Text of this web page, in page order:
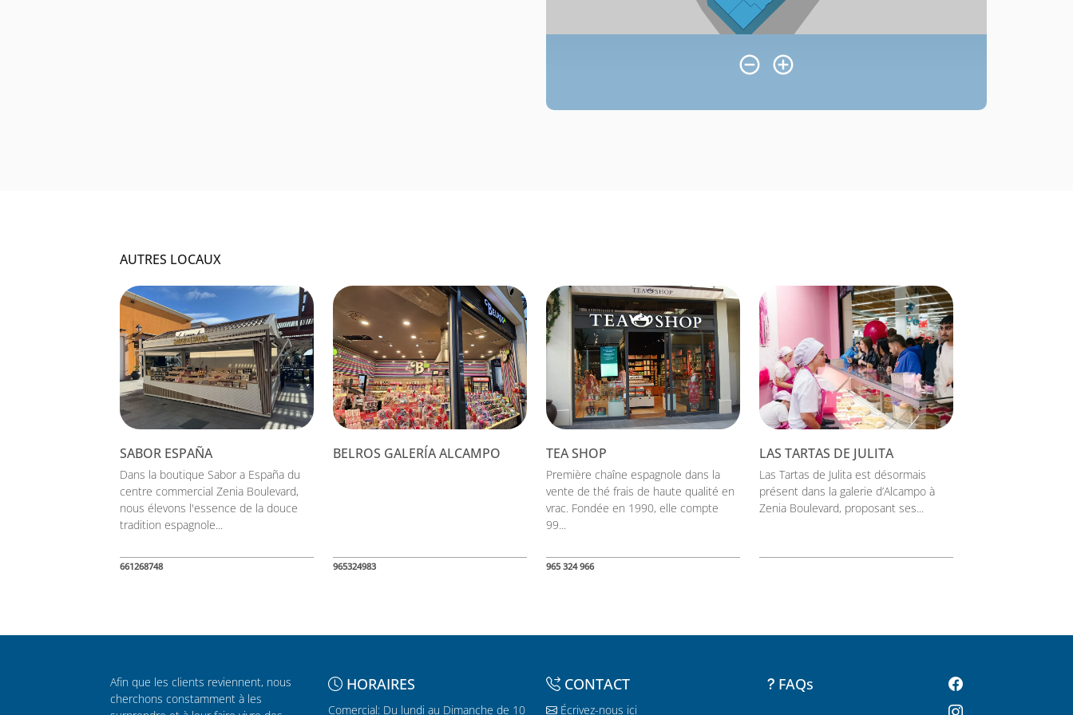
AUTRES LOCAUX
SABOR ESPAÑA
Dans la boutique Sabor a España du
centre commercial Zenia Boulevard,
nous élevons l'essence de la douce
tradition espagnole...
661268748
BELROS GALERÍA ALCAMPO
965324983
TEA SHOP
Première chaîne espagnole dans la
vente de thé frais de haute qualité en
vrac. Fondée en 1990, elle compte
99...
965 324 966
LAS TARTAS DE JULITA
Las Tartas de Julita est désormais
présent dans la galerie d’Alcampo à
Zenia Boulevard, proposant ses...
Afin que les clients reviennent, nous
cherchons constamment à les
HORAIRES
Comercial: Du lundi au Dimanche de 10
CONTACT
Écrivez-nous ici
FAQs